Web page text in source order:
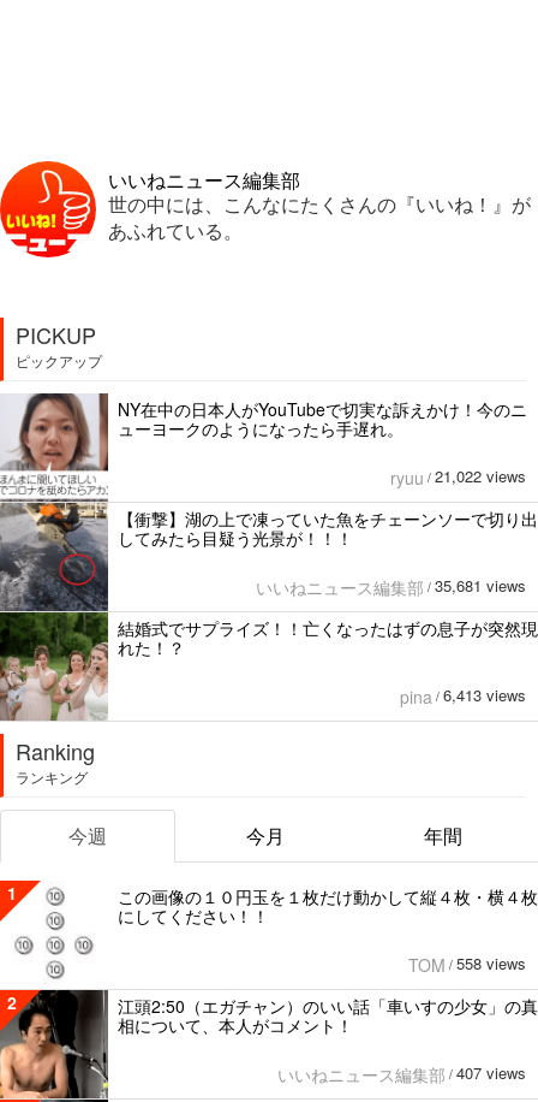
いいねニュース編集部
世の中には、こんなにたくさんの『いいね！』が
あふれている。
PICKUP
ピックアップ
NY在中の日本人がYouTubeで切実な訴えかけ！今のニ
ューヨークのようになったら手遅れ。
ryuu / 21,022 views
【衝撃】湖の上で凍っていた魚をチェーンソーで切り出
してみたら目疑う光景が！！！
いいねニュース編集部 / 35,681 views
結婚式でサプライズ！！亡くなったはずの息子が突然現
れた！？
pina / 6,413 views
Ranking
ランキング
今週 今月 年間
1
この画像の１０円玉を１枚だけ動かして縦４枚・横４枚
にしてください！！
TOM / 558 views
2
江頭2:50（エガチャン）のいい話「車いすの少女」の真
相について、本人がコメント！
いいねニュース編集部 / 407 views